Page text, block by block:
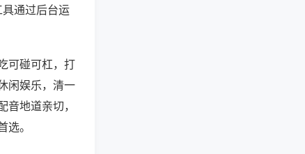
具通过后台运
可碰可杠，打
闲娱乐，清一
地道亲切，
。